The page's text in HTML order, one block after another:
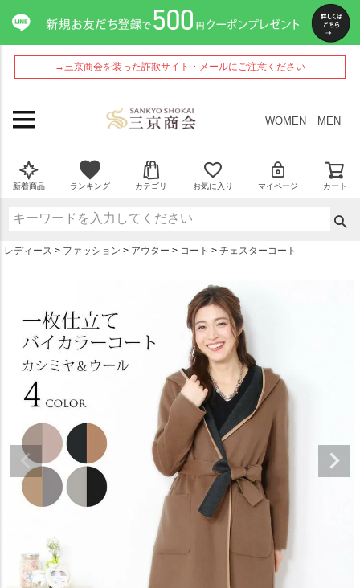
→三京商会を装った詐欺サイト・メールにご注意ください
WOMEN MEN
新着商品 ランキング カテゴリ お気に入り マイページ カート
レディース ファッション アウター コート チェスターコート
ペー
ジト
ップ
へ